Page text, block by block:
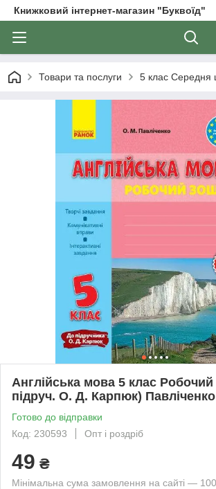
Книжковий інтернет-магазин "Буквоїд"
Товари та послуги 5 клас Середня
Англійська мова 5 клас
підруч. О. Д. Карпюк)
Готово до відправки
Код: 230593
Опт і роздріб
49 ₴
Мінімальна сума замовлення на сайті —